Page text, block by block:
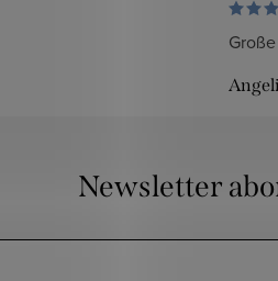
Newsletter